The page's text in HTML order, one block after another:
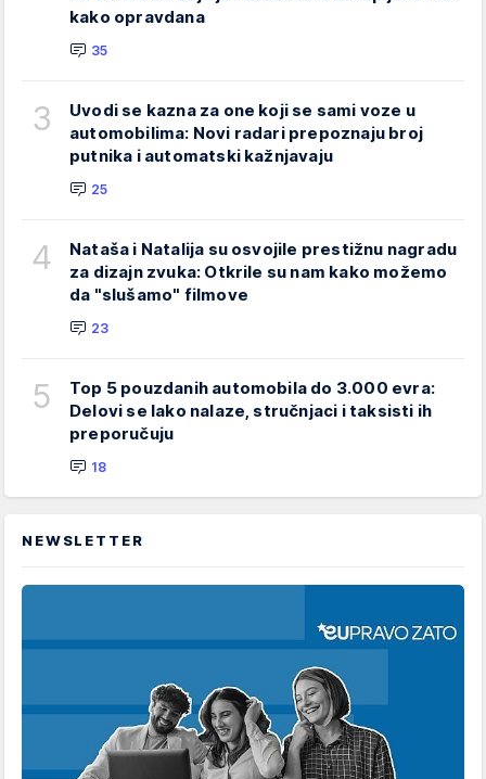
kako opravdana
35
3
Uvodi se kazna za one koji se sami voze u
automobilima: Novi radari prepoznaju broj
putnika i automatski kažnjavaju
25
4
Nataša i Natalija su osvojile prestižnu nagradu
za dizajn zvuka: Otkrile su nam kako možemo
da "slušamo" filmove
23
5
Top 5 pouzdanih automobila do 3.000 evra:
Delovi se lako nalaze, stručnjaci i taksisti ih
preporučuju
18
NEWSLETTER